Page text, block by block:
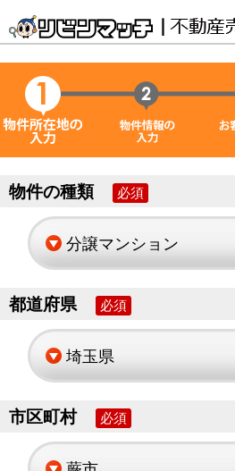
物件の種類 必須
都道府県 必須
市区町村 必須